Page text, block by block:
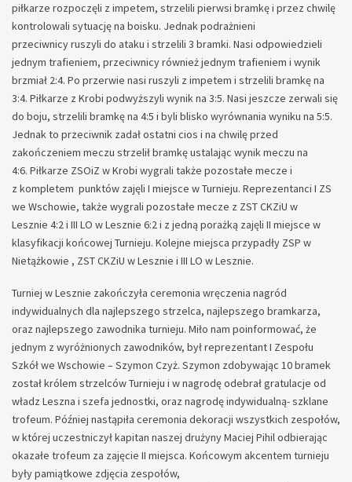
piłkarze rozpoczęli z impetem, strzelili pierwsi bramkę i przez chwilę
kontrolowali sytuację na boisku. Jednak podrażnieni
przeciwnicy ruszyli do ataku i strzelili 3 bramki. Nasi odpowiedzieli
jednym trafieniem, przeciwnicy również jednym trafieniem i wynik
brzmiał 2:4. Po przerwie nasi ruszyli z impetem i strzelili bramkę na
3:4. Piłkarze z Krobi podwyższyli wynik na 3:5. Nasi jeszcze zerwali się
do boju, strzelili bramkę na 4:5 i byli blisko wyrównania wyniku na 5:5.
Jednak to przeciwnik zadał ostatni cios i na chwilę przed
zakończeniem meczu strzelił bramkę ustalając wynik meczu na
4:6. Piłkarze ZSOiZ w Krobi wygrali także pozostałe mecze i
z kompletem punktów zajęli I miejsce w Turnieju. Reprezentanci I ZS
we Wschowie, także wygrali pozostałe mecze z ZST CKZiU w
Lesznie 4:2 i III LO w Lesznie 6:2 i z jedną porażką zajęli II miejsce w
klasyfikacji końcowej Turnieju. Kolejne miejsca przypadły ZSP w
Nietążkowie , ZST CKZiU w Lesznie i III LO w Lesznie.
Turniej w Lesznie zakończyła ceremonia wręczenia nagród
indywidualnych dla najlepszego strzelca, najlepszego bramkarza,
oraz najlepszego zawodnika turnieju. Miło nam poinformować, że
jednym z wyróżnionych zawodników, był reprezentant I Zespołu
Szkół we Wschowie – Szymon Czyż. Szymon zdobywając 10 bramek
został królem strzelców Turnieju i w nagrodę odebrał gratulacje od
władz Leszna i szefa jednostki, oraz nagrodę indywidualną- szklane
trofeum. Później nastąpiła ceremonia dekoracji wszystkich zespołów,
w której uczestniczył kapitan naszej drużyny Maciej Pihil odbierając
okazałe trofeum za zajęcie II miejsca. Końcowym akcentem turnieju
były pamiątkowe zdjęcia zespołów,